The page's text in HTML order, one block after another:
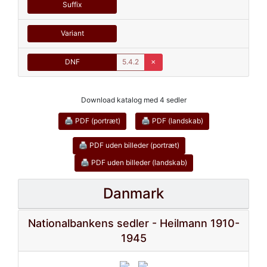
Suffix
Variant
DNF 5.4.2 ✗
Download katalog med 4 sedler
🖨 PDF (portræt) 🖨 PDF (landskab)
🖨 PDF uden billeder (portræt)
🖨 PDF uden billeder (landskab)
Danmark
Nationalbankens sedler - Heilmann 1910-
1945